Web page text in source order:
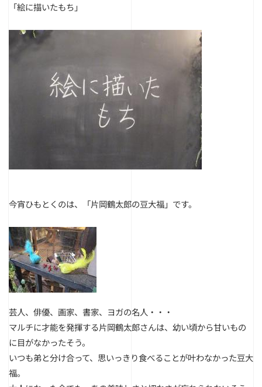
「絵に描いたもち」
今宵ひもとくのは、「片岡鶴太郎の豆大福」です。
芸人、俳優、画家、書家、ヨガの名人・・・
マルチに才能を発揮する片岡鶴太郎さんは、幼い頃から甘いもの
に目がなかったそう。
いつも弟と分け合って、思いっきり食べることが叶わなかった豆大
福。